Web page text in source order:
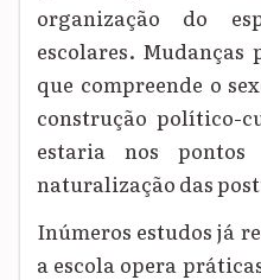
organização do
escolares. Mudanças
que compreende o
construção político-
estaria nos
naturalização das
Inúmeros estudos já
a escola opera